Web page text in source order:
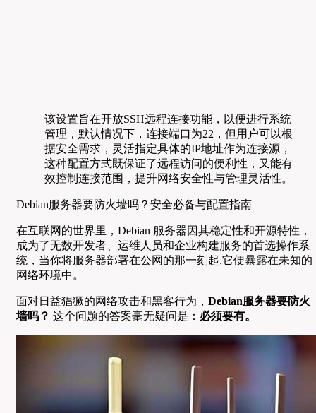
该设置旨在开放SSH远程连接功能，以便进行系统
管理，默认情况下，连接端口为22，但用户可以根
据安全需求，灵活指定具体的IP地址作为连接源，
这种配置方式既保证了远程访问的便利性，又能有
效控制连接范围，提升网络安全性与管理灵活性。
Debian服务器要防火墙吗？安全必备与配置指南
在互联网的世界里，Debian 服务器因其稳定性和开源特性，
成为了无数开发者、运维人员和企业构建服务的首选操作系
统，当你将服务器部署在公网的那一刻起,它便暴露在未知的
网络环境中。
面对日益猖獗的网络攻击和黑客行为， Debian服务器要防火
墙吗？ 这个问题的答案毫无疑问是： 必须要有。